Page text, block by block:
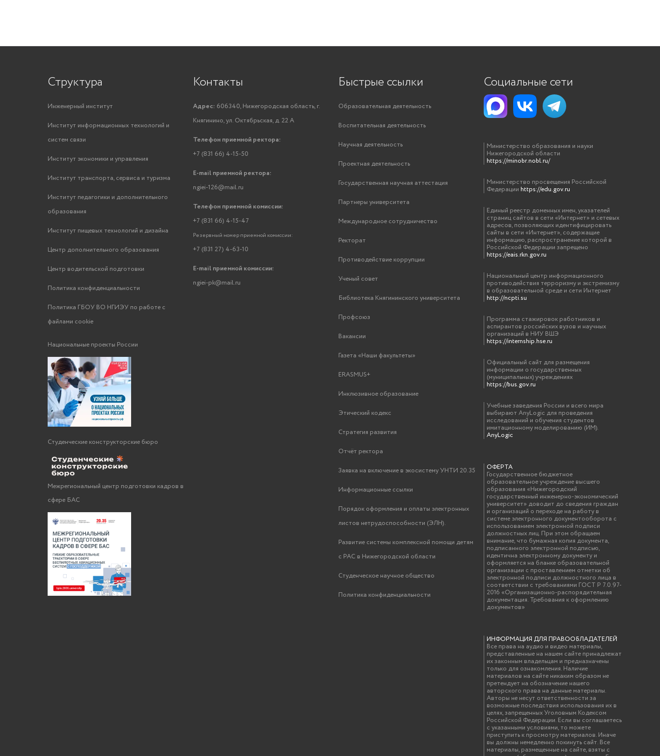
Структура
Инженерный институт
Институт информационных технологий и
систем связи
Институт экономики и управления
Институт транспорта, сервиса и туризма
Институт педагогики и дополнительного
образования
Институт пищевых технологий и дизайна
Центр дополнительного образования
Центр водительской подготовки
Политика конфиденциальности
Политика ГБОУ ВО НГИЭУ по работе с
файлами cookie
Национальные проекты России
Студенческие конструкторские бюро
Межрегиональный центр подготовки кадров в
сфере БАС
Контакты
Адрес: 606340, Нижегородская область, г.
Княгинино, ул. Октябрьская, д. 22 А
Телефон приемной ректора:
+7 (831 66) 4-15-50
E-mail приемной ректора:
ngiei-126@mail.ru
Телефон приемной комиссии:
+7 (831 66) 4-15-47
Резервный номер приемной комиссии:
+7 (831 27) 4-63-10
E-mail приемной комиссии:
ngiei-pk@mail.ru
Быстрые ссылки
Образовательная деятельность
Воспитательная деятельность
Научная деятельность
Проектная деятельность
Государственная научная аттестация
Партнеры университета
Международное сотрудничество
Ректорат
Противодействие коррупции
Ученый совет
Библиотека Княгининского университета
Профсоюз
Вакансии
Газета «Наши факультеты»
ERASMUS+
Инклюзивное образование
Этический кодекс
Стратегия развития
Отчёт ректора
Заявка на включение в экосистему УНТИ 20.35
Информационные ссылки
Порядок оформления и оплаты электронных
листов нетрудоспособности (ЭЛН).
Развитие системы комплексной помощи детям
с РАС в Нижегородской области
Студенческое научное общество
Политика конфиденциальности
Социальные сети
Министерство образования и науки
Нижегородской области
https://minobr.nobl.ru/
Министерство просвещения Российской
Федерации https://edu.gov.ru
Единый реестр доменных имен, указателей
страниц сайтов в сети «Интернет» и сетевых
адресов, позволяющих идентифицировать
сайты в сети «Интернет», содержащие
информацию, распространение которой в
Российской Федерации запрещено
https://eais.rkn.gov.ru
Национальный центр информационного
противодействия терроризму и экстремизму
в образовательной среде и сети Интернет
http://ncpti.su
Программа стажировок работников и
аспирантов российских вузов и научных
организаций в НИУ ВШЭ
https://internship.hse.ru
Официальный сайт для размещения
информации о государственных
(муниципальных) учреждениях
https://bus.gov.ru
Учебные заведения России и всего мира
выбирают AnyLogic для проведения
исследований и обучения студентов
имитационному моделированию (ИМ).
AnyLogic
ОФЕРТА
Государственное бюджетное
образовательное учреждение высшего
образования «Нижегородский
государственный инженерно-экономический
университет» доводит до сведения граждан
и организаций о переходе на работу в
системе электронного документооборота с
использованием электронной подписи
должностных лиц. При этом обращаем
внимание, что бумажная копия документа,
подписанного электронной подписью,
идентична электронному документу и
оформляется на бланке образовательной
организации с проставлением отметки об
электронной подписи должностного лица в
соответствии с требованиями ГОСТ Р 7.0.97-
2016 «Организационно-распорядительная
документация. Требования к оформлению
документов»
ИНФОРМАЦИЯ ДЛЯ ПРАВООБЛАДАТЕЛЕЙ
Все права на аудио и видео материалы,
представленные на нашем сайте принадлежат
их законным владельцам и предназначены
только для ознакомления. Наличие
материалов на сайте никаким образом не
претендует на обозначение нашего
авторского права на данные материалы.
Авторы не несут ответственности за
возможные последствия использования их в
целях, запрещенных Уголовным Кодексом
Российской Федерации. Если вы соглашаетесь
с указанными условиями, то можете
приступить к просмотру материалов. Иначе
вы должны немедленно покинуть сайт. Все
материалы, размещенные на сайте, взяты с